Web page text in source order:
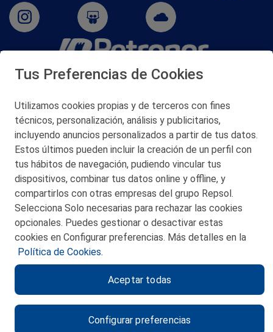
San Martín 5-Edificio Muñatones,
© 2026 Petronor S.A.
CONTACTO
MAPA WEB
POLITICA DE PRIVACIDAD
POLITICA DE COOKIES
CANAL DE ÉTICA
Tus Preferencias de Cookies
Utilizamos cookies propias y de terceros con fines
técnicos, personalización, análisis y publicitarios,
incluyendo anuncios personalizados a partir de tus datos.
Estos últimos pueden incluir la creación de un perfil con
tus hábitos de navegación, pudiendo vincular tus
dispositivos, combinar tus datos online y offline, y
compartirlos con otras empresas del grupo Repsol.
Selecciona Solo necesarias para rechazar las cookies
opcionales. Puedes gestionar o desactivar estas
cookies en Configurar preferencias. Más detalles en la
Política de Cookies.
Configurar preferencias
Aceptar todas